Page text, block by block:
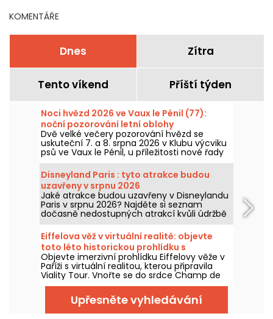
KOMENTÁŘE
Dnes Zítra
Tento víkend Příští týden
Noci hvězd 2026 ve Vaux le Pénil (77):
noční pozorování letní oblohy
Dvě velké večery pozorování hvězd se
uskuteční 7. a 8. srpna 2026 v Klubu výcviku
psů ve Vaux le Pénil, u příležitosti nové řady
Nuits des Etoiles.
Disneyland Paris : tyto atrakce budou
uzavřeny v srpnu 2026
Jaké atrakce budou uzavřeny v Disneylandu
Paris v srpnu 2026? Najděte si seznam
dočasně nedostupných atrakcí kvůli údržbě
nebo rekonstrukci, abyste si mohli
naplánovat návštěvu v parcích Disney.
Eiffelova věž v virtuální realitě: objevte
toto léto historickou prohlídku s
průvodcem Viality Tour
Objevte imerzivní prohlídku Eiffelovy věže v
Paříži s virtuální realitou, kterou připravila
Viality Tour. Vnořte se do srdce Champ de
Mars a znovu prožijte výstavbu a slavnostní
otevření Železné dámy v roce 1889. Nová
verze, ještě věrnější než kdy dřív, vyšla 31.
března 2026. Při té příležitosti pro vás máme
Upřesněte vyhledávání